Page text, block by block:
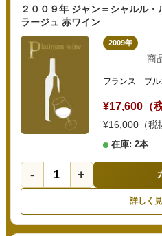
２００９年 ジャン＝シャルル
ラージュ 赤ワイン
2009年
商
フランス ブル
¥17,600（
¥16,000（税
在庫: 2本
- +
詳しく